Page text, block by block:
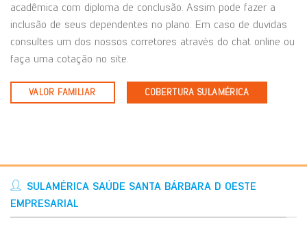
acadêmica com diploma de conclusão. Assim pode fazer a
inclusão de seus dependentes no plano. Em caso de duvidas
consultes um dos nossos corretores através do chat online ou
faça uma cotação no site.
VALOR FAMILIAR COBERTURA SULAMÉRICA
SULAMÉRICA SAÚDE SANTA BÁRBARA D OESTE
EMPRESARIAL